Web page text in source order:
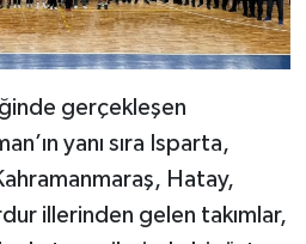
gerçekleşen
yanı sıra Isparta,
Hatay,
illerinden gelen takımlar,